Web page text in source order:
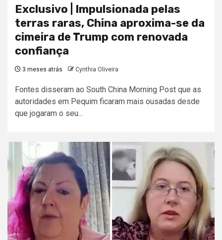
Exclusivo | Impulsionada pelas
terras raras, China aproxima-se da
cimeira de Trump com renovada
confiança
3 meses atrás Cynthia Oliveira
Fontes disseram ao South China Morning Post que as
autoridades em Pequim ficaram mais ousadas desde
que jogaram o seu...